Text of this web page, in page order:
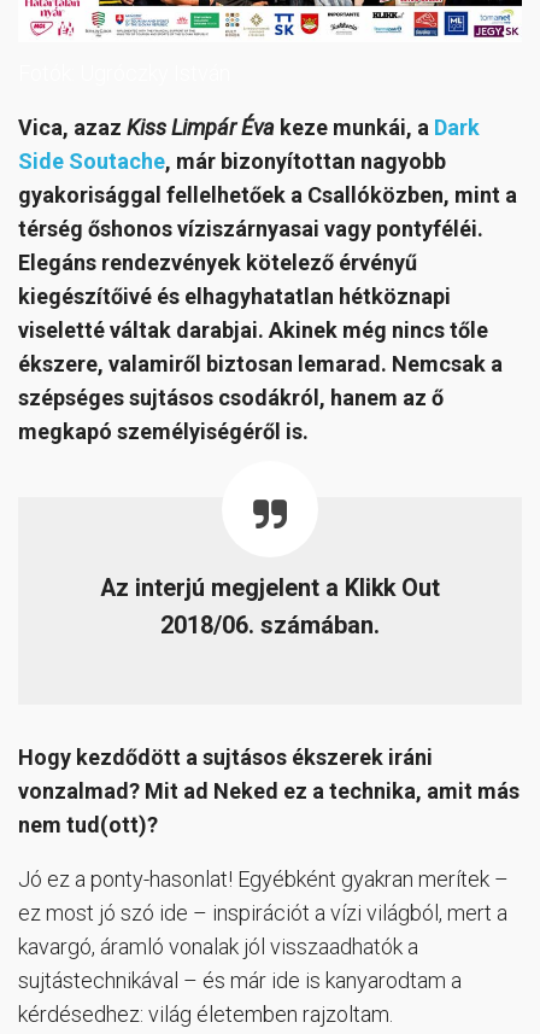
Vica, azaz Kiss Limpár Éva keze munkái, a Dark
Side Soutache, már bizonyítottan nagyobb
gyakorisággal fellelhetőek a Csallóközben, mint a
térség őshonos víziszárnyasai vagy pontyféléi.
Elegáns rendezvények kötelező érvényű
kiegészítőivé és elhagyhatatlan hétköznapi
viseletté váltak darabjai. Akinek még nincs tőle
ékszere, valamiről biztosan lemarad. Nemcsak a
szépséges sujtásos csodákról, hanem az ő
megkapó személyiségéről is.
Az interjú megjelent a Klikk Out
2018/06. számában.
Hogy kezdődött a sujtásos ékszerek iráni
vonzalmad? Mit ad Neked ez a technika, amit más
nem tud(ott)?
Jó ez a ponty-hasonlat! Egyébként gyakran merítek –
ez most jó szó ide – inspirációt a vízi világból, mert a
kavargó, áramló vonalak jól visszaadhatók a
sujtástechnikával – és már ide is kanyarodtam a
kérdésedhez: világ életemben rajzoltam.